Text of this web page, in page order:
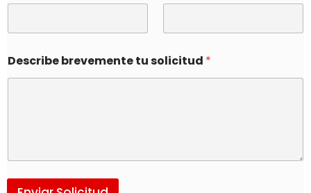
Describe brevemente tu solicitud *